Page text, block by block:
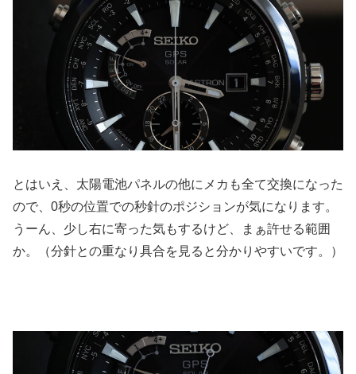
とはいえ、太陽電池パネルの他にメカも全て交換になった
ので、0秒の位置での秒針のポジションが気になります。
うーん、少し右に寄った気もするけど、まぁ許せる範囲
か。（分針との重なり具合を見ると分かりやすいです。）